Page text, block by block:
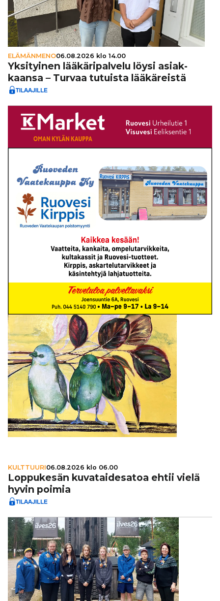
ELÄMÄNMENO06.08.2026 klo 14.00
Yksi­tyi­nen lää­kä­ri­pal­velu löysi asi­ak­
kaansa – Turvaa tutuista lää­kä­reistä
KULTTUURI06.08.2026 klo 06.00
Lop­pu­ke­sän kuva­tai­de­sa­toa ehtii vielä
hyvin poimia